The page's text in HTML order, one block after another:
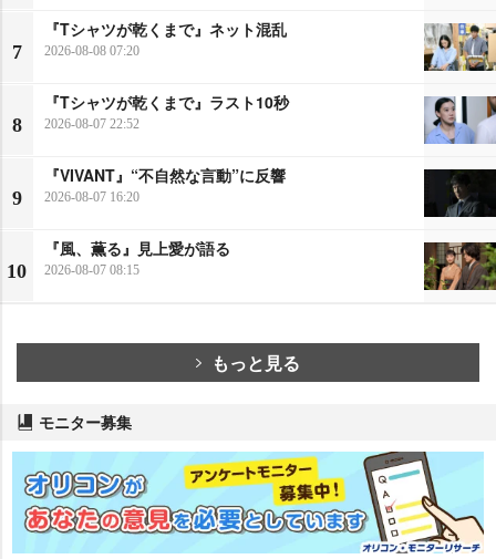
7
『Tシャツが乾くまで』ネット混乱
2026-08-08 07:20
8
『Tシャツが乾くまで』ラスト10秒
2026-08-07 22:52
9
『VIVANT』“不自然な言動”に反響
2026-08-07 16:20
10
『風、薫る』見上愛が語る
2026-08-07 08:15
もっと見る
モニター募集